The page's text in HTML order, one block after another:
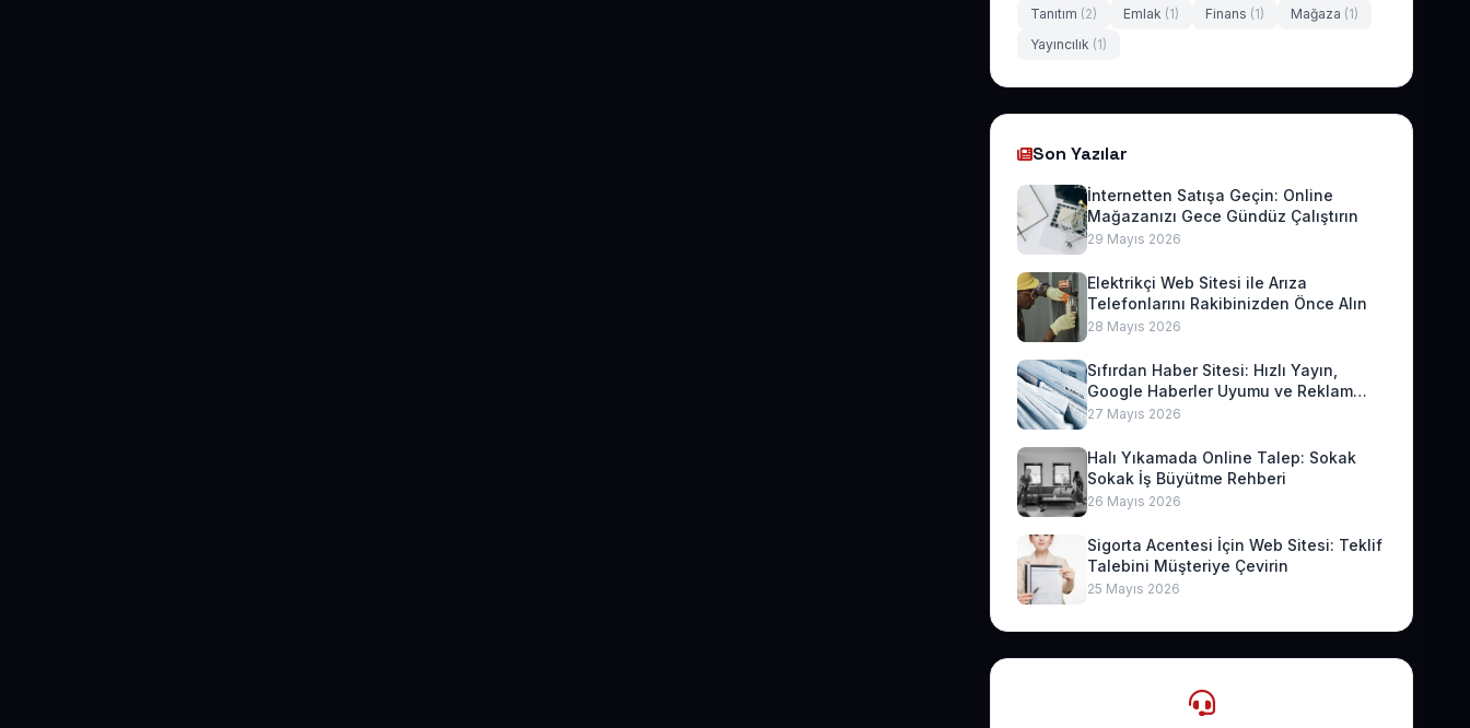
Tanıtım (2) Emlak (1) Finans (1) Mağaza (1)
Yayıncılık (1)
Son Yazılar
İnternetten Satışa Geçin: Online
Mağazanızı Gece Gündüz Çalıştırın
29 Mayıs 2026
Elektrikçi Web Sitesi ile Arıza
Telefonlarını Rakibinizden Önce Alın
28 Mayıs 2026
Sıfırdan Haber Sitesi: Hızlı Yayın,
Google Haberler Uyumu ve Reklam
Geliri
27 Mayıs 2026
Halı Yıkamada Online Talep: Sokak
Sokak İş Büyütme Rehberi
26 Mayıs 2026
Sigorta Acentesi İçin Web Sitesi: Teklif
Talebini Müşteriye Çevirin
25 Mayıs 2026